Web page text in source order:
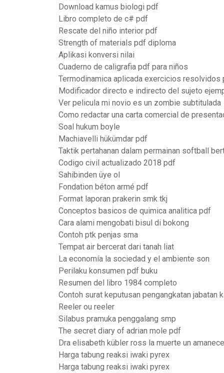
Download kamus biologi pdf
Libro completo de c# pdf
Rescate del niño interior pdf
Strength of materials pdf diploma
Aplikasi konversi nilai
Cuaderno de caligrafia pdf para niños
Termodinamica aplicada exercicios resolvidos
Modificador directo e indirecto del sujeto
Ver pelicula mi novio es un zombie subtitulada
Como redactar una carta comercial de
Soal hukum boyle
Machiavelli hükümdar pdf
Taktik pertahanan dalam permainan softball
Codigo civil actualizado 2018 pdf
Sahibinden üye ol
Fondation béton armé pdf
Format laporan prakerin smk tkj
Conceptos basicos de quimica analitica pdf
Cara alami mengobati bisul di bokong
Contoh ptk penjas sma
Tempat air bercerat dari tanah liat
La economía la sociedad y el ambiente son
Perilaku konsumen pdf buku
Resumen del libro 1984 completo
Contoh surat keputusan pengangkatan jabatan
Reeler ou reeler
Silabus pramuka penggalang smp
The secret diary of adrian mole pdf
Dra elisabeth kübler ross la muerte un
Harga tabung reaksi iwaki pyrex
Harga tabung reaksi iwaki pyrex